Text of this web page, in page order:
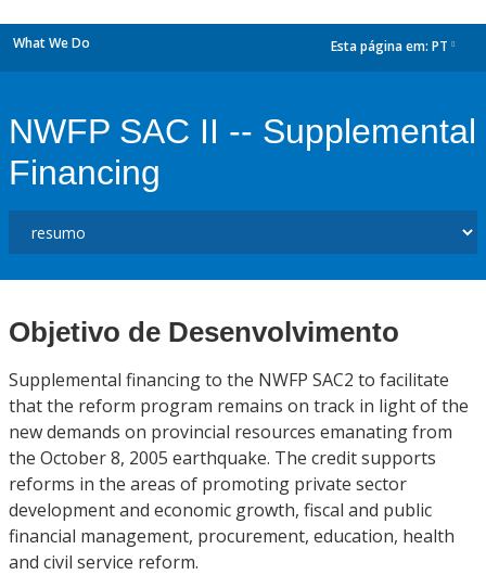
What We Do Esta página em: PT
NWFP SAC II -- Supplemental
Financing
Objetivo de Desenvolvimento
Supplemental financing to the NWFP SAC2 to facilitate
that the reform program remains on track in light of the
new demands on provincial resources emanating from
the October 8, 2005 earthquake. The credit supports
reforms in the areas of promoting private sector
development and economic growth, fiscal and public
financial management, procurement, education, health
and civil service reform.